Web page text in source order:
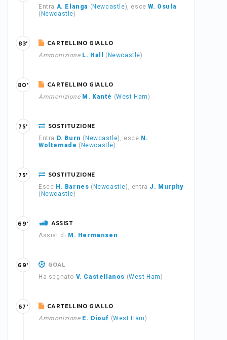
Entra A. Elanga ( Newcastle), esceW. Osula
( Newcastle)
CARTELLINO GIALLO
Ammonizione L. Hall ( Newcastle)
83'
CARTELLINO GIALLO
Ammonizione M. Kanté (West Ham)
80'
SOSTITUZIONE
Entra D. Burn ( Newcastle), esce N.
Woltemade ( Newcastle)
75'
SOSTITUZIONE
Esce H. Barnes ( Newcastle), entra J. Murphy
( Newcastle)
75'
ASSIST
Assist di M. Hermansen
69'
GOAL
Ha segnato V. Castellanos (West Ham)
69'
CARTELLINO GIALLO
Ammonizione E. Diouf (West Ham)
67'